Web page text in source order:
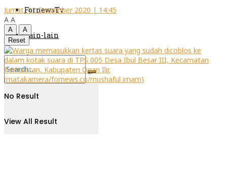
FornewsTv
Lain-lain
No Result
View All Result
Jumat, 11 Desember 2020 | 14:45
A A
A
A
Reset